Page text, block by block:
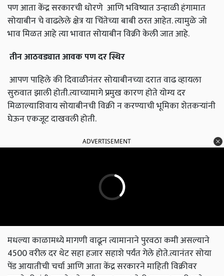
पण आता केंद्र सरकारची धोरणे आणि भविष्यात उन्हाळी हंगामात
सोयाबीन चे वाढलेले क्षेत्र या चिंतेच्या बाबी ठरत आहेत. त्यामुळे जो
भाव मिळत आहे त्या भावात सोयाबीन विक्री केली जात आहे.
तीन आठवड्यात आवक पण दर स्थिर
आपण पाहिले की दिवाळीनंतर सोयाबीनच्या दरात वाढ व्हायला
सुरुवात झाली होती.त्याच्यामागे प्रमुख कारण होते योग्य दर
मिळाल्याशिवाय सोयाबीनची विक्री न करण्याची भूमिका शेतकऱ्यांनी
घेऊन एकजूट दाखवली होती.
ADVERTISEMENT
मधल्या काळामध्ये मागणी वाढून त्यामानाने पुरवठा कमी असल्याने
4500 वरील दर थेट सहा हजार सहाशे पर्यंत गेले होते.त्यानंतर सोया
पेंड आयातीची चर्चा आणि आता केंद्र सरकारने माहिती विक्रीवर